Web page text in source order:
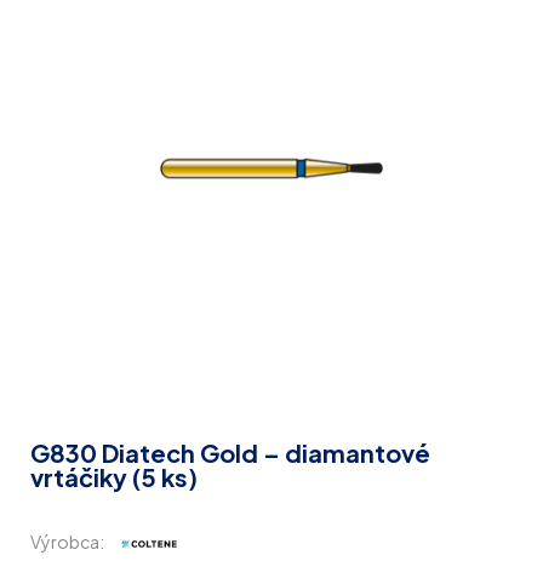
G830 Diatech Gold – diamantové
vrtáčiky (5 ks)
Výrobca: